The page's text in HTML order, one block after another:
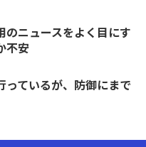
のニュースをよく目にす
不安
っているが、防御にまで